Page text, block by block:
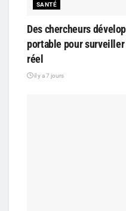
SANTÉ
Des chercheurs
portable pour
réel
il y a 7 jours